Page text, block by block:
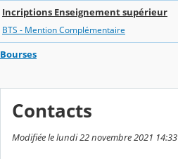
Incriptions Enseignement supérieur
BTS - Mention Complémentaire
Bourses
Contacts
Modifiée le lundi 22 novembre 2021 14:33